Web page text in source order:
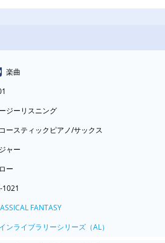
楽曲
ジーリスニング
ースティックピアノ/サックス
ャー
ー
1021
FANTASY
ンライブラリーシリーズ（AL）